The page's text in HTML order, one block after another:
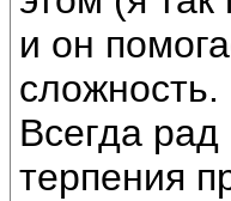
и он
сложность.
Всегда
терпения